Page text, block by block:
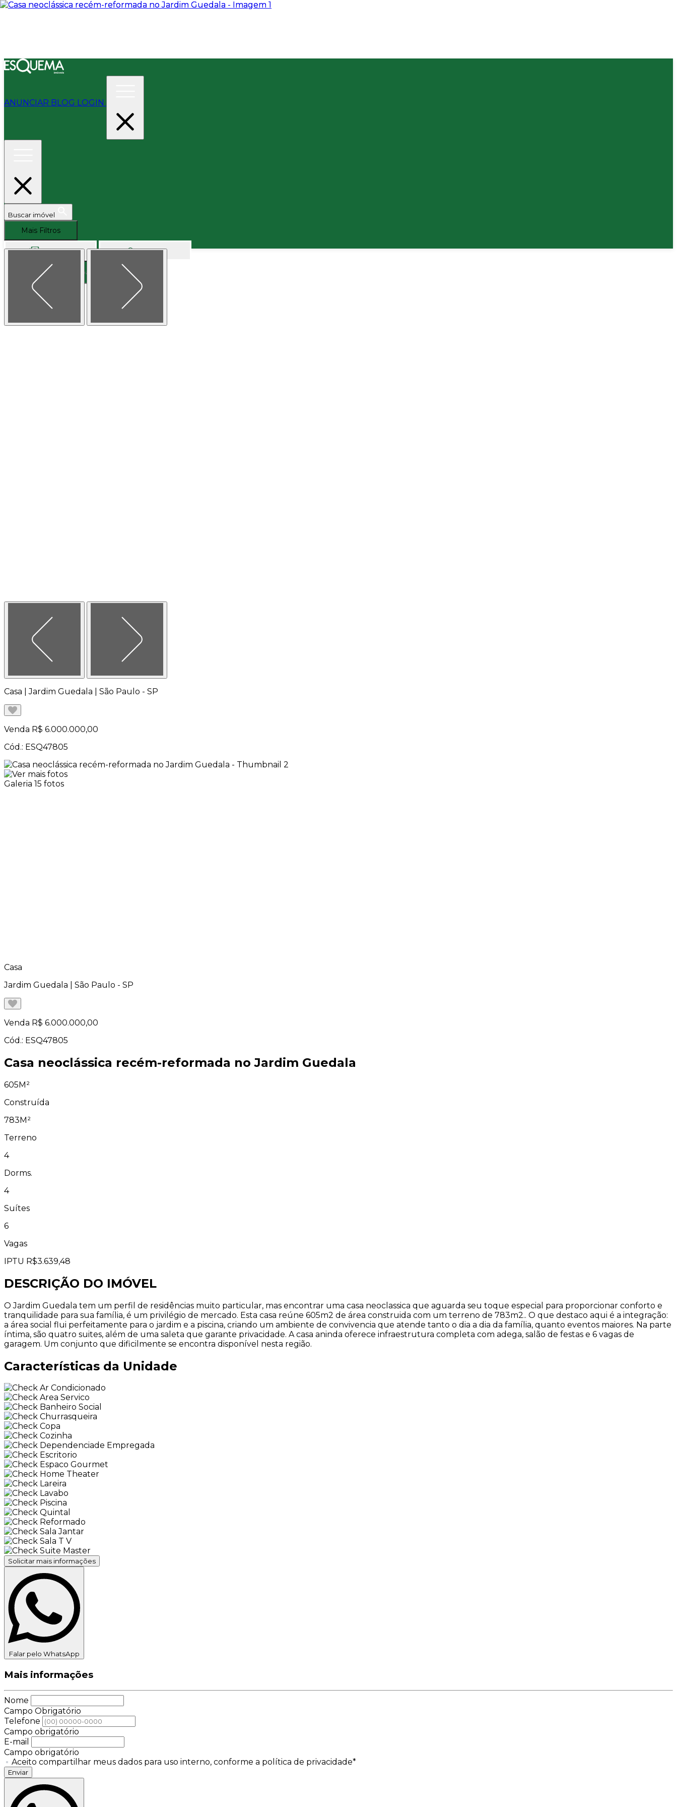
ANUNCIAR BLOG LOGIN
Buscar imóvel
Mais Filtros
Buscar
Casa | Jardim Guedala | São Paulo - SP
Venda R$ 6.000.000,00
Cód.: ESQ47805
Galeria 15 fotos
Casa
Jardim Guedala | São Paulo - SP
Venda R$ 6.000.000,00
Cód.: ESQ47805
Casa neoclássica recém-reformada no Jardim Guedala
605M²
Construída
783M²
Terreno
4
Dorms.
4
Suítes
6
Vagas
IPTU R$3.639,48
DESCRIÇÃO DO IMÓVEL
O Jardim Guedala tem um perfil de residências muito particular, mas encontrar uma casa neoclassica que aguarda seu toque especial para proporcionar conforto e
tranquilidade para sua família, é um privilégio de mercado. Esta casa reúne 605m2 de área construida com um terreno de 783m2.. O que destaco aqui é a integração:
a área social flui perfeitamente para o jardim e a piscina, criando um ambiente de convivencia que atende tanto o dia a dia da família, quanto eventos maiores. Na parte
íntima, são quatro suites, além de uma saleta que garante privacidade. A casa aninda oferece infraestrutura completa com adega, salão de festas e 6 vagas de
garagem. Um conjunto que dificilmente se encontra disponível nesta região.
Características da Unidade
Ar Condicionado
Area Servico
Banheiro Social
Churrasqueira
Copa
Cozinha
Dependenciade Empregada
Escritorio
Espaco Gourmet
Home Theater
Lareira
Lavabo
Piscina
Quintal
Reformado
Sala Jantar
Sala T V
Suite Master
Solicitar mais informações
Falar pelo WhatsApp
Mais informações
Nome
Campo Obrigatório
Telefone
Campo obrigatório
E-mail
Campo obrigatório
Aceito compartilhar meus dados para uso interno, conforme a política de privacidade*
Enviar